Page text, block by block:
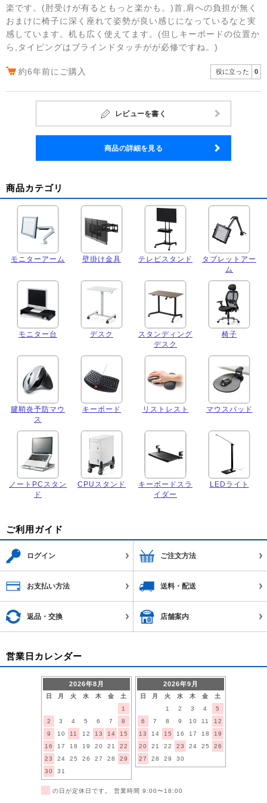
楽です。(肘受けが有るともっと楽かも。)首,肩への負担が無く
おまけに椅子に深く座れて姿勢が良い感じになっているなと実
感しています。机も広く使えてます。(但しキーボードの位置か
ら,タイピングはブラインドタッチがが必修ですね。)
約6年前にご購入 役に立った 0
レビューを書く
商品の詳細を見る
商品カテゴリ
モニターアーム 壁掛け金具 テレビスタンド
タブレットアー
ム
モニター台 デスク
スタンディング
デスク
椅子
腱鞘炎予防マウ
ス
キーボード リストレスト マウスパッド
ノートPCスタン
ド
CPUスタンド
キーボードスラ
イダー
LEDライト
ご利用ガイド
ログイン ご注文方法
お支払い方法 送料・配送
返品・交換 店舗案内
営業日カレンダー
2026年8月
日 月 火 水 木 金
土
1
2
3 4 5 6 7
8
9
10 11 12 13 14
15
16
17 18 19 20 21
22
23
24 25 26 27 28
29
30
31
2026年9月
日 月 火 水 木 金
土
1
2 3 4
5
6
7 8 9 10 11
12
13
14 15 16 17 18
19
20
21 22 23 24 25
26
27
28 29 30
の日が定休日です。 営業時間 9:00〜18:00